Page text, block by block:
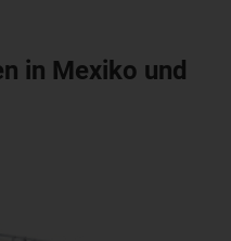
in Mexiko und